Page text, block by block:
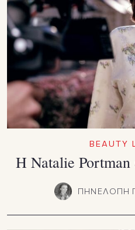
BEAUTY
Η Natalie Portman
ΠΗΝΕΛΟΠΗ